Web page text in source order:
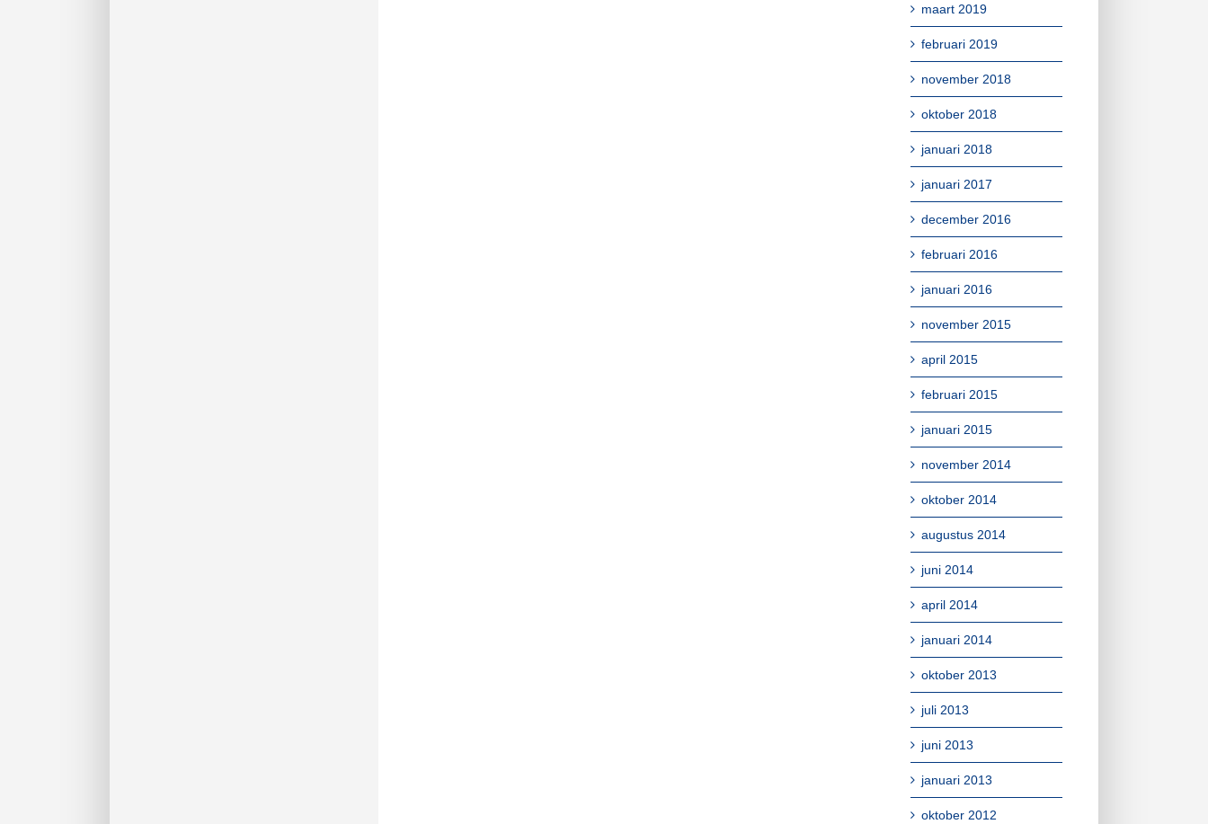
maart 2019
februari 2019
november 2018
oktober 2018
januari 2018
januari 2017
december 2016
februari 2016
januari 2016
november 2015
april 2015
februari 2015
januari 2015
november 2014
oktober 2014
augustus 2014
juni 2014
april 2014
januari 2014
oktober 2013
juli 2013
juni 2013
januari 2013
oktober 2012